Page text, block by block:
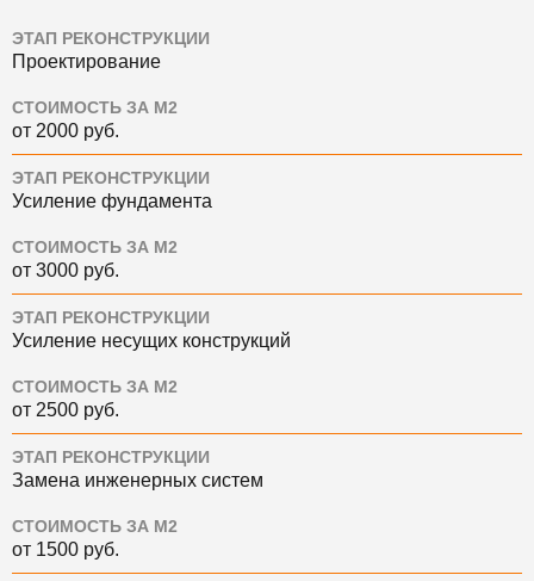
ЭТАП РЕКОНСТРУКЦИИ
Проектирование
СТОИМОСТЬ ЗА М2
от 2000 руб.
ЭТАП РЕКОНСТРУКЦИИ
Усиление фундамента
СТОИМОСТЬ ЗА М2
от 3000 руб.
ЭТАП РЕКОНСТРУКЦИИ
Усиление несущих конструкций
СТОИМОСТЬ ЗА М2
от 2500 руб.
ЭТАП РЕКОНСТРУКЦИИ
Замена инженерных систем
СТОИМОСТЬ ЗА М2
от 1500 руб.